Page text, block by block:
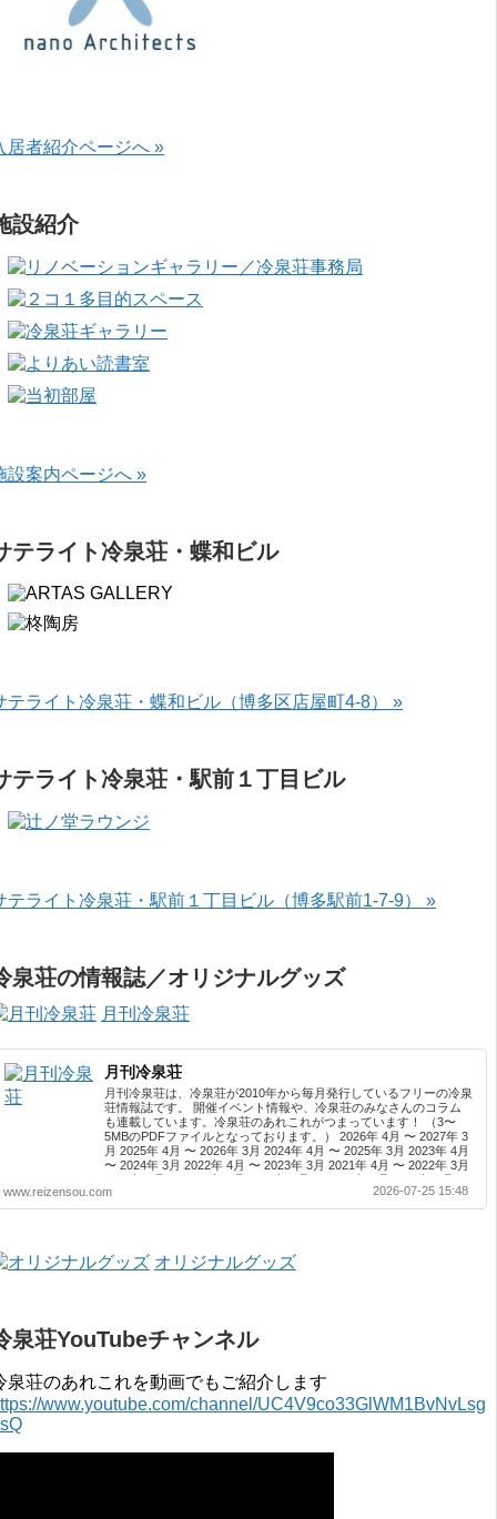
居者紹介ページへ »
設紹介
設案内ページへ »
テライト冷泉荘・蝶和ビル
テライト冷泉荘・蝶和ビル（博多区店屋町4-8） »
テライト冷泉荘・駅前１丁目ビル
テライト冷泉荘・駅前１丁目ビル（博多駅前1-7-9） »
泉荘の情報誌／オリジナルグッズ
月刊冷泉荘
月刊冷泉荘
月刊冷泉荘は、冷泉荘が2010年から毎月発行しているフリーの冷泉
荘情報誌です。 開催イベント情報や、冷泉荘のみなさんのコラム
も連載しています。冷泉荘のあれこれがつまっています！ （3〜
5MBのPDFファイルとなっております。） 2026年 4月 〜 2027年 3
月 2025年 4月 〜 2026年 3月 2024年 4月 〜 2025年 3月 2023年 4月
〜 2024年 3月 2022年 4月 〜 2023年 3月 2021年 4月 〜 2022年 3月
2020年 4月 〜 2021年 3月 2019年 4月 〜 2020年 3月 2018年 4月 〜
2019年 3月 2017年 4月 〜 2018年 3月 2016年 4月 〜 2017年 3月
2015年 4月 〜 2016年 3月 2014年 4月 〜 2015年 3月 2013...
www.reizensou.com 2026-07-25 15:48
オリジナルグッズ
泉荘YouTubeチャンネル
泉荘のあれこれを動画でもご紹介します
www.youtube.com/channel/UC4V9co33GlWM1BvNvLsg